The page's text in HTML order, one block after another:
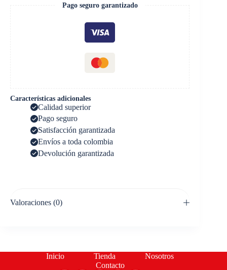
Pago seguro garantizado
Características adicionales
Calidad superior
Pago seguro
Satisfacción garantizada
Envíos a toda colombia
Devolución garantizada
Valoraciones (0)
Inicio Tienda
Nosotros
Contacto